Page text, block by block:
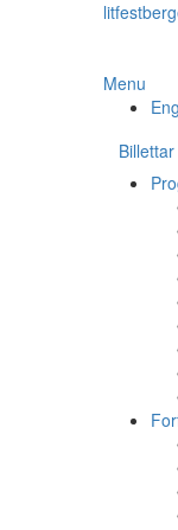
Menu
Billettar